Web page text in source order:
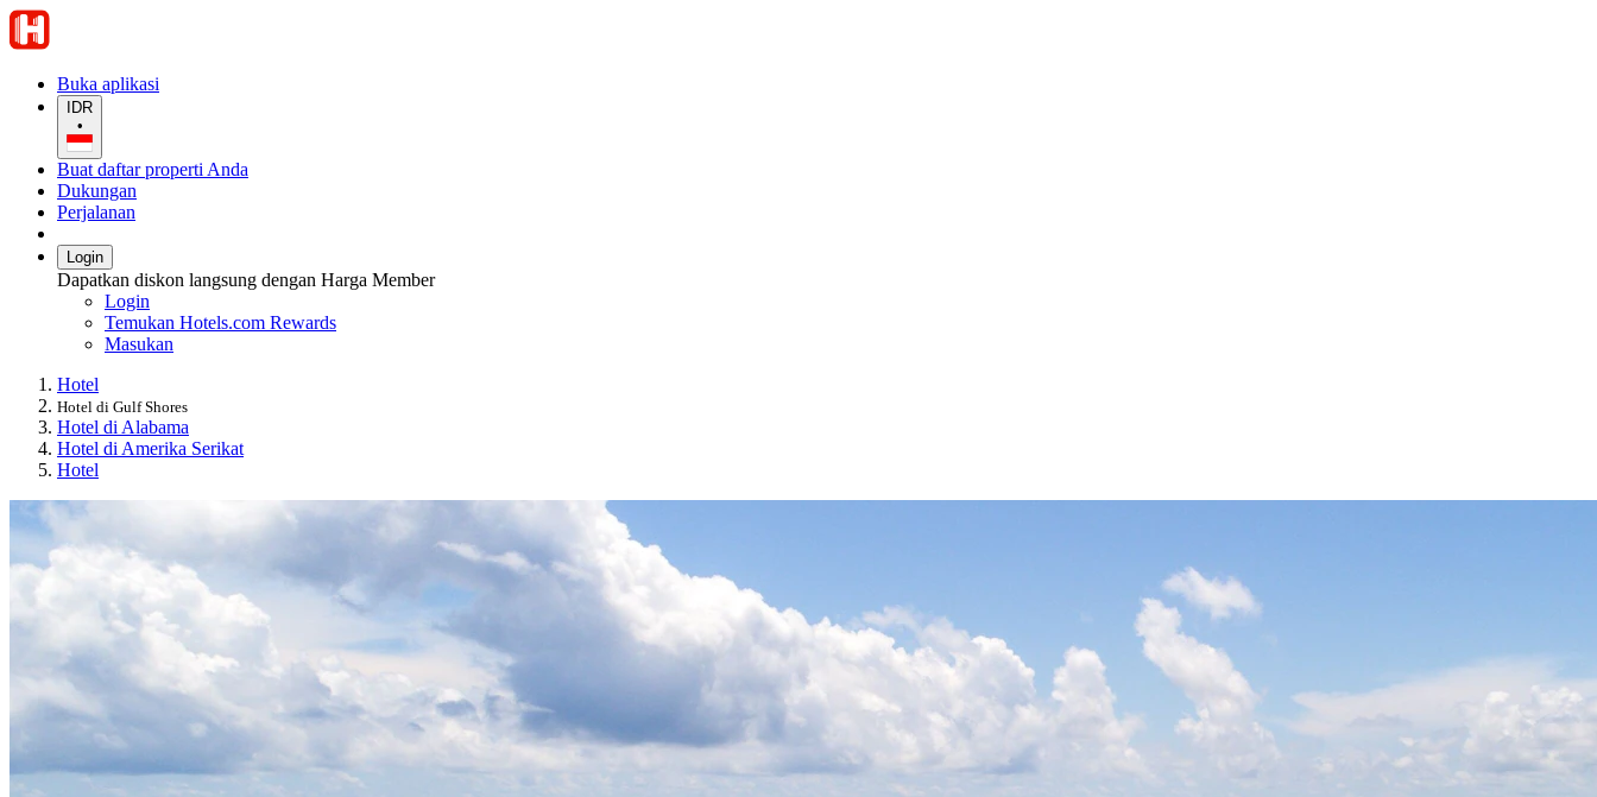
Buka aplikasi
IDR
•
Buat daftar properti Anda
Dukungan
Perjalanan
Login
Dapatkan diskon langsung dengan Harga Member
Login
Temukan Hotels.com Rewards
Masukan
Hotel
Hotel di Gulf Shores
Hotel di Alabama
Hotel di Amerika Serikat
Hotel